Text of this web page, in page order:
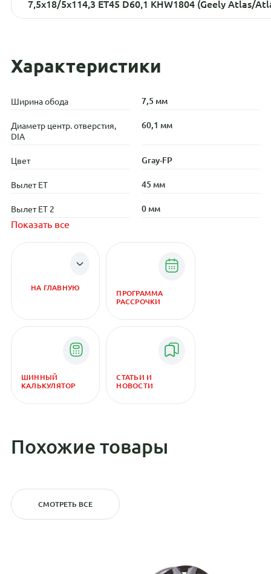
7,5x18/5x114,3 ET45 D60,1 KHW1804 (Geely Atlas/
Характеристики
Ширина обода 7,5 мм
Диаметр центр. отверстия,
DIA
60,1 мм
Цвет Gray-FP
Вылет ET 45 мм
Вылет ET 2 0 мм
Показать все
НА ГЛАВНУЮ
ПРОГРАММА
РАССРОЧКИ
ШИННЫЙ
КАЛЬКУЛЯТОР
СТАТЬИ И
НОВОСТИ
Похожие товары
СМОТРЕТЬ ВСЕ